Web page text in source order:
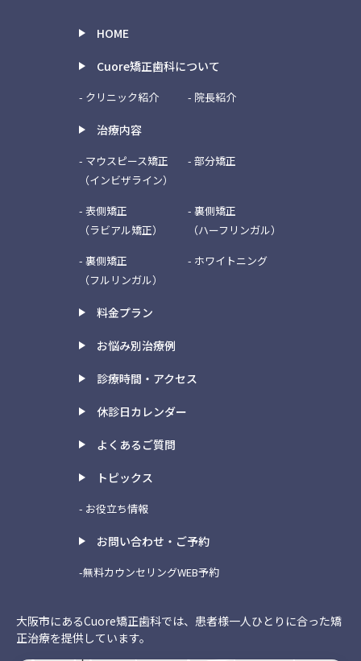
HOME
治療内容
- マウスピース矯正
（インビザライン）
- 部分矯正
- 表側矯正
（ラビアル矯正）
- 裏側矯正
（ハーフリンガル）
- 裏側矯正
（フルリンガル）
- ホワイトニング
Cuore矯正歯科について
- クリニック紹介 - 院長紹介
料金プラン
お悩み別治療例
診療時間・アクセス
休診日カレンダー
よくあるご質問
トピックス
- お役立ち情報
お問い合わせ・ご予約
-無料カウンセリングWEB予約
大阪市にあるCuore矯正歯科では、患者様一人ひとりに合った矯
正治療を提供しています。